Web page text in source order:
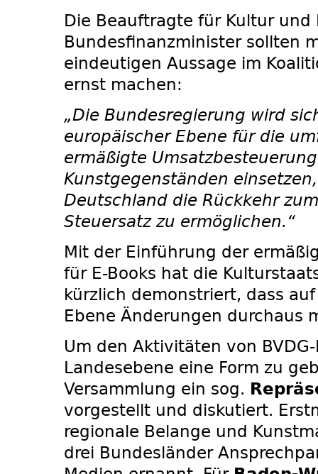
Die Beauftragte für Kultur und
Bundesfinanzminister sollten
eindeutigen Aussage im
ernst machen:
„Die Bundesregierung wird
europäischer Ebene für die
ermäßigte
Kunstgegenständen
Deutschland die Rückkehr
Steuersatz zu ermöglichen.“
Mit der Einführung der
für E-Books hat die
kürzlich demonstriert, dass
Ebene Änderungen durchaus
Um den Aktivitäten von
Landesebene eine Form zu
Versammlung ein sog.
vorgestellt und diskutiert.
regionale Belange und
drei Bundesländer